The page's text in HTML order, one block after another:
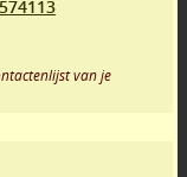
van je